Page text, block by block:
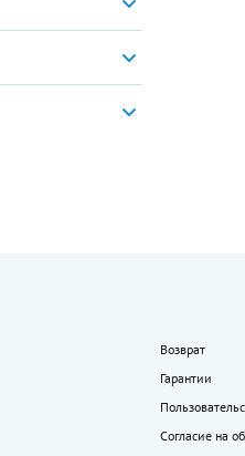
Возврат
Гарантии
Согласие на